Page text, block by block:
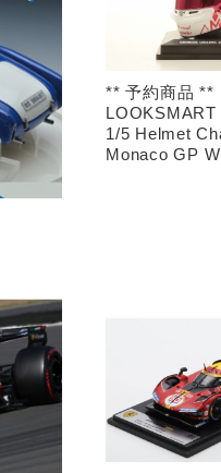
** 予約商品 **
LOOKSMART
1/5 Helmet
Monaco GP